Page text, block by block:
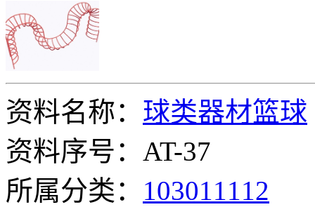
资料名称： 球类器材篮球
资料序号：AT-37
所属分类： 103011112